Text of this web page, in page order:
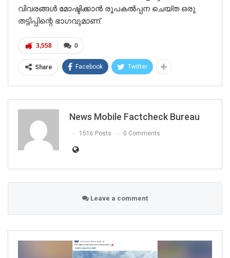
വിവരങ്ങൾ മോഷ്ടിക്കാൻ രൂപകൽപ്പന ചെയ്ത ഒരു
തട്ടിപ്പിന്റെ ഭാഗവുമാണ്.
0
3,558
Share Facebook Twitter
News Mobile Factcheck Bureau
1516 Posts 0 Comments
Leave a comment